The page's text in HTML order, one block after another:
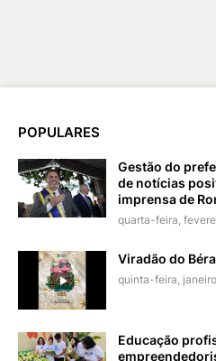
POPULARES
Gestão do
de notícias
imprensa de
quarta-feira,
Viradão do Béra
quinta-feira,
Educação